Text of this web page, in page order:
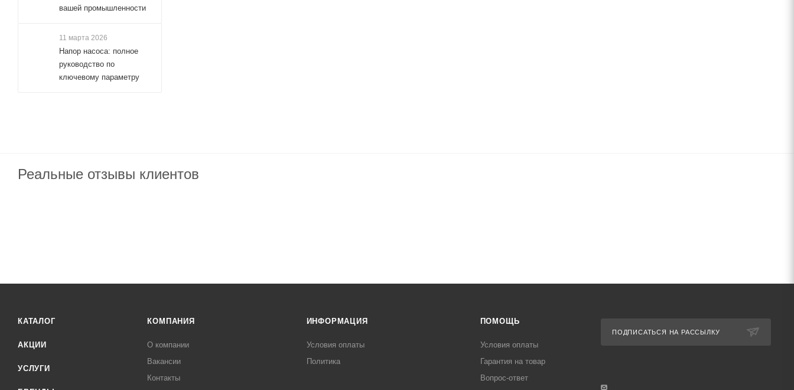
вашей промышленности
11 марта 2026
Напор насоса: полное
руководство по
ключевому параметру
Реальные отзывы клиентов
КАТАЛОГ
АКЦИИ
УСЛУГИ
КОМПАНИЯ
О компании
Вакансии
Контакты
ИНФОРМАЦИЯ
Условия оплаты
Политика
ПОМОЩЬ
Условия оплаты
Гарантия на товар
Вопрос-ответ
ПОДПИСАТЬСЯ НА РАССЫЛКУ